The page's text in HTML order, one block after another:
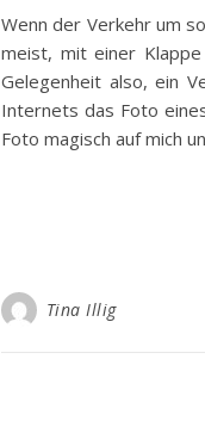
Wenn der Verkehr um
meist, mit einer
Gelegenheit also, ein
Internets das Foto
Foto magisch auf mich
Tina Illig